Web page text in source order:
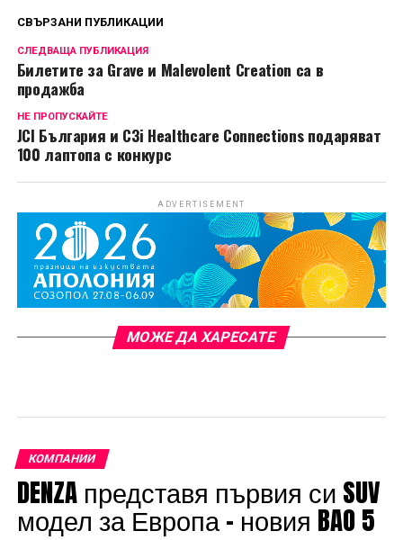
СВЪРЗАНИ ПУБЛИКАЦИИ
СЛЕДВАЩА ПУБЛИКАЦИЯ
Билетите за Grave и Malevolent Creation са в
продажба
НЕ ПРОПУСКАЙТЕ
JCI България и C3i Healthcare Connections подаряват
100 лаптопа с конкурс
ADVERTISEMENT
МОЖЕ ДА ХАРЕСАТЕ
КОМПАНИИ
DENZA представя първия си SUV
модел за Европа – новия BAO 5